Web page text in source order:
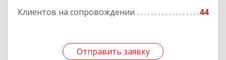
Клиентов на сопровождении 44
Отправить заявку
Отправить заявку